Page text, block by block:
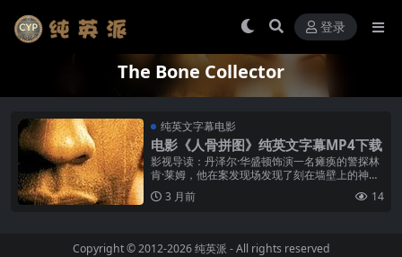
登录
The Bone Collector
纯英文字幕电影
电影《人骨拼图》纯英文字幕MP4下载
影视导读：丹泽尔·华盛顿饰演一名瘫痪的警探林
肯·莱姆，他在案发现场发现了刻在墙壁上的神秘
符号，由此揭开了一连串变态杀手犯下的残忍案
件。他不得不与年轻的女警探阿丽...
3 月前 14
Copyright © 2012-2026纯英派 - All rights reserved